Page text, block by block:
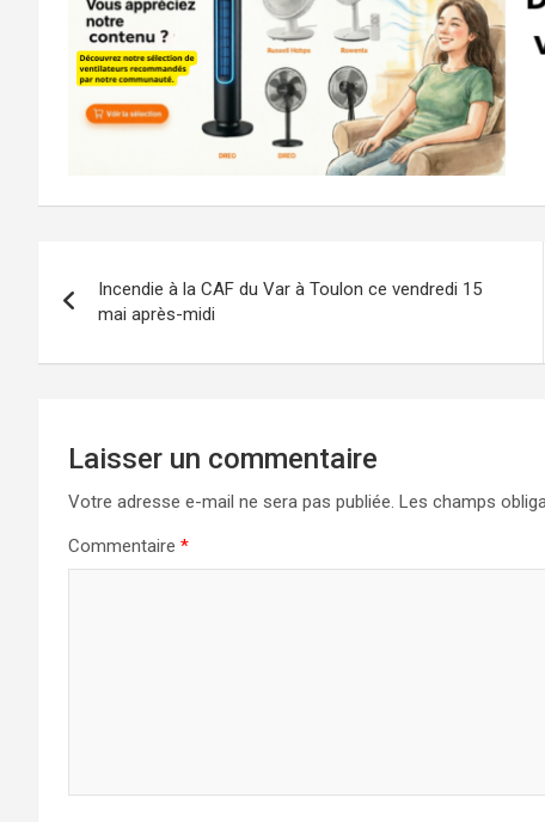
de
l’article
Incendie à la CAF du Var à Toulon ce vendredi 15
mai après-midi
Laisser un commentaire
Votre adresse e-mail ne sera pas publiée. Les champs
Commentaire *